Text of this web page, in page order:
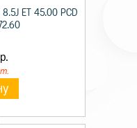
ET 45.00 PCD